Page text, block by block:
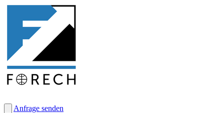
Anfrage senden